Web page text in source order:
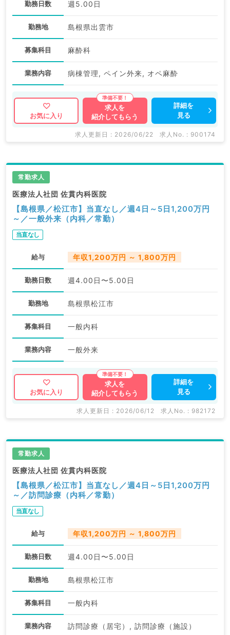
勤務日数 週5.00日
勤務地 島根県出雲市
募集科目 麻酔科
業務内容 病棟管理, ペイン外来, オペ麻酔
お気に入り
求人を
紹介してもらう
詳細を
見る
求人更新日 : 2026/06/22 求人No. : 900174
常勤求人
医療法人社団 佐貫内科医院
【島根県／松江市】当直なし／週4日～5日1,200万円
～／一般外来（内科／常勤）
当直なし
給与 年収1,200万円 ～ 1,800万円
勤務日数 週4.00日〜5.00日
勤務地 島根県松江市
募集科目 一般内科
業務内容 一般外来
お気に入り
求人を
紹介してもらう
詳細を
見る
求人更新日 : 2026/06/12 求人No. : 982172
常勤求人
医療法人社団 佐貫内科医院
【島根県／松江市】当直なし／週4日～5日1,200万円
～／訪問診療（内科／常勤）
当直なし
給与 年収1,200万円 ～ 1,800万円
勤務日数 週4.00日〜5.00日
勤務地 島根県松江市
募集科目 一般内科
業務内容 訪問診療（居宅）, 訪問診療（施設）